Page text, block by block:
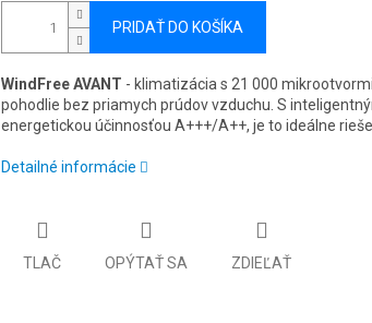
PRIDAŤ DO KOŠÍKA
WindFree AVANT - klimatizácia s 21 000
pohodlie bez priamych prúdov vzduchu. S
energetickou účinnosťou A+++/A++, je to ideálne
Detailné informácie
TLAČ OPÝTAŤ SA ZDIEĽAŤ